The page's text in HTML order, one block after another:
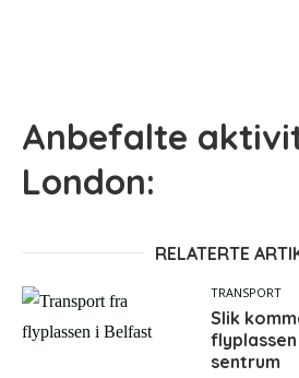
Anbefalte
London:
RELATERTE
TRANSPORT
Slik
sentrum